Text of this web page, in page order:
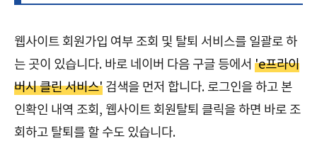
웹사이트 회원가입 여부 조회 및 탈퇴 서비스를 일괄로 하
는 곳이 있습니다. 바로 네이버 다음 구글 등에서 'e프라이
버시 클린 서비스' 검색을 먼저 합니다. 로그인을 하고 본
인확인 내역 조회, 웹사이트 회원탈퇴 클릭을 하면 바로 조
회하고 탈퇴를 할 수도 있습니다.